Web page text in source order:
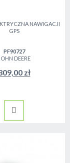
NAWIGACJI
GPS
PF90727
DEERE
zł